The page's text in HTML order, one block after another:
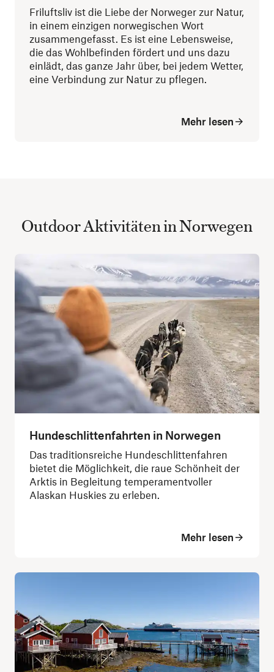
Friluftsliv ist die Liebe der Norweger zur Natur,
in einem einzigen norwegischen Wort
zusammengefasst. Es ist eine Lebensweise,
die das Wohlbefinden fördert und uns dazu
einlädt, das ganze Jahr über, bei jedem Wetter,
eine Verbindung zur Natur zu pflegen.
Mehr lesen
Outdoor Aktivitäten in Norwegen
Hundeschlittenfahrten in Norwegen
Das traditionsreiche Hundeschlittenfahren
bietet die Möglichkeit, die raue Schönheit der
Arktis in Begleitung temperamentvoller
Alaskan Huskies zu erleben.
Mehr lesen